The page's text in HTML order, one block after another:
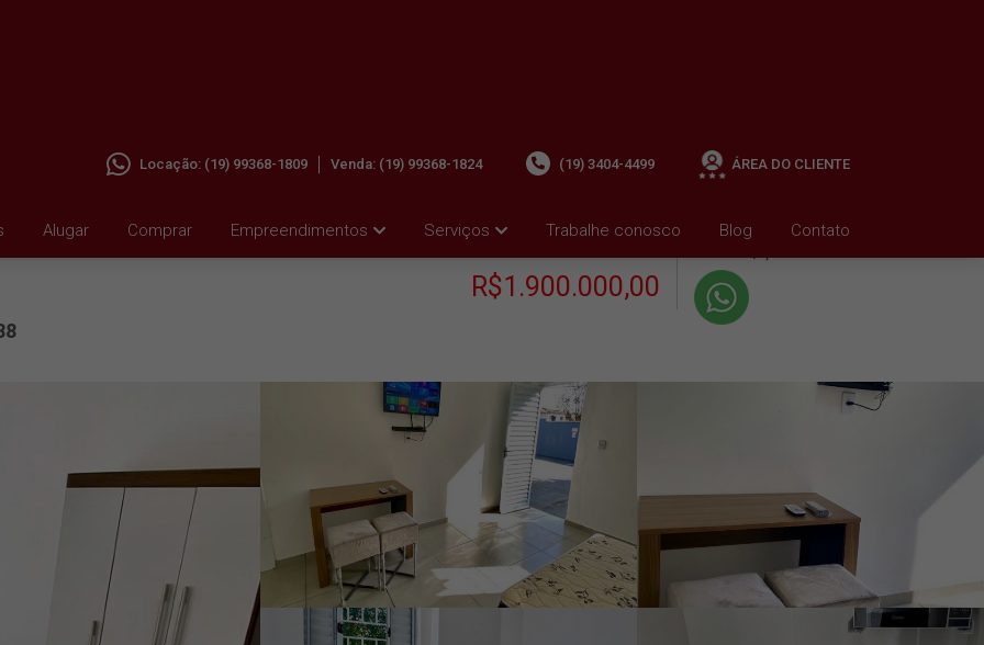
Alugar Comprar Empreendimentos Serviços Trabalhe conosco Blog Contato
Locação: (19) 99368-1809 Venda: (19) 99368-1824 (19) 3404-4499 ÁREA DO CLIENTE
R$1.900.000,00
+ Condomínio R$0,00